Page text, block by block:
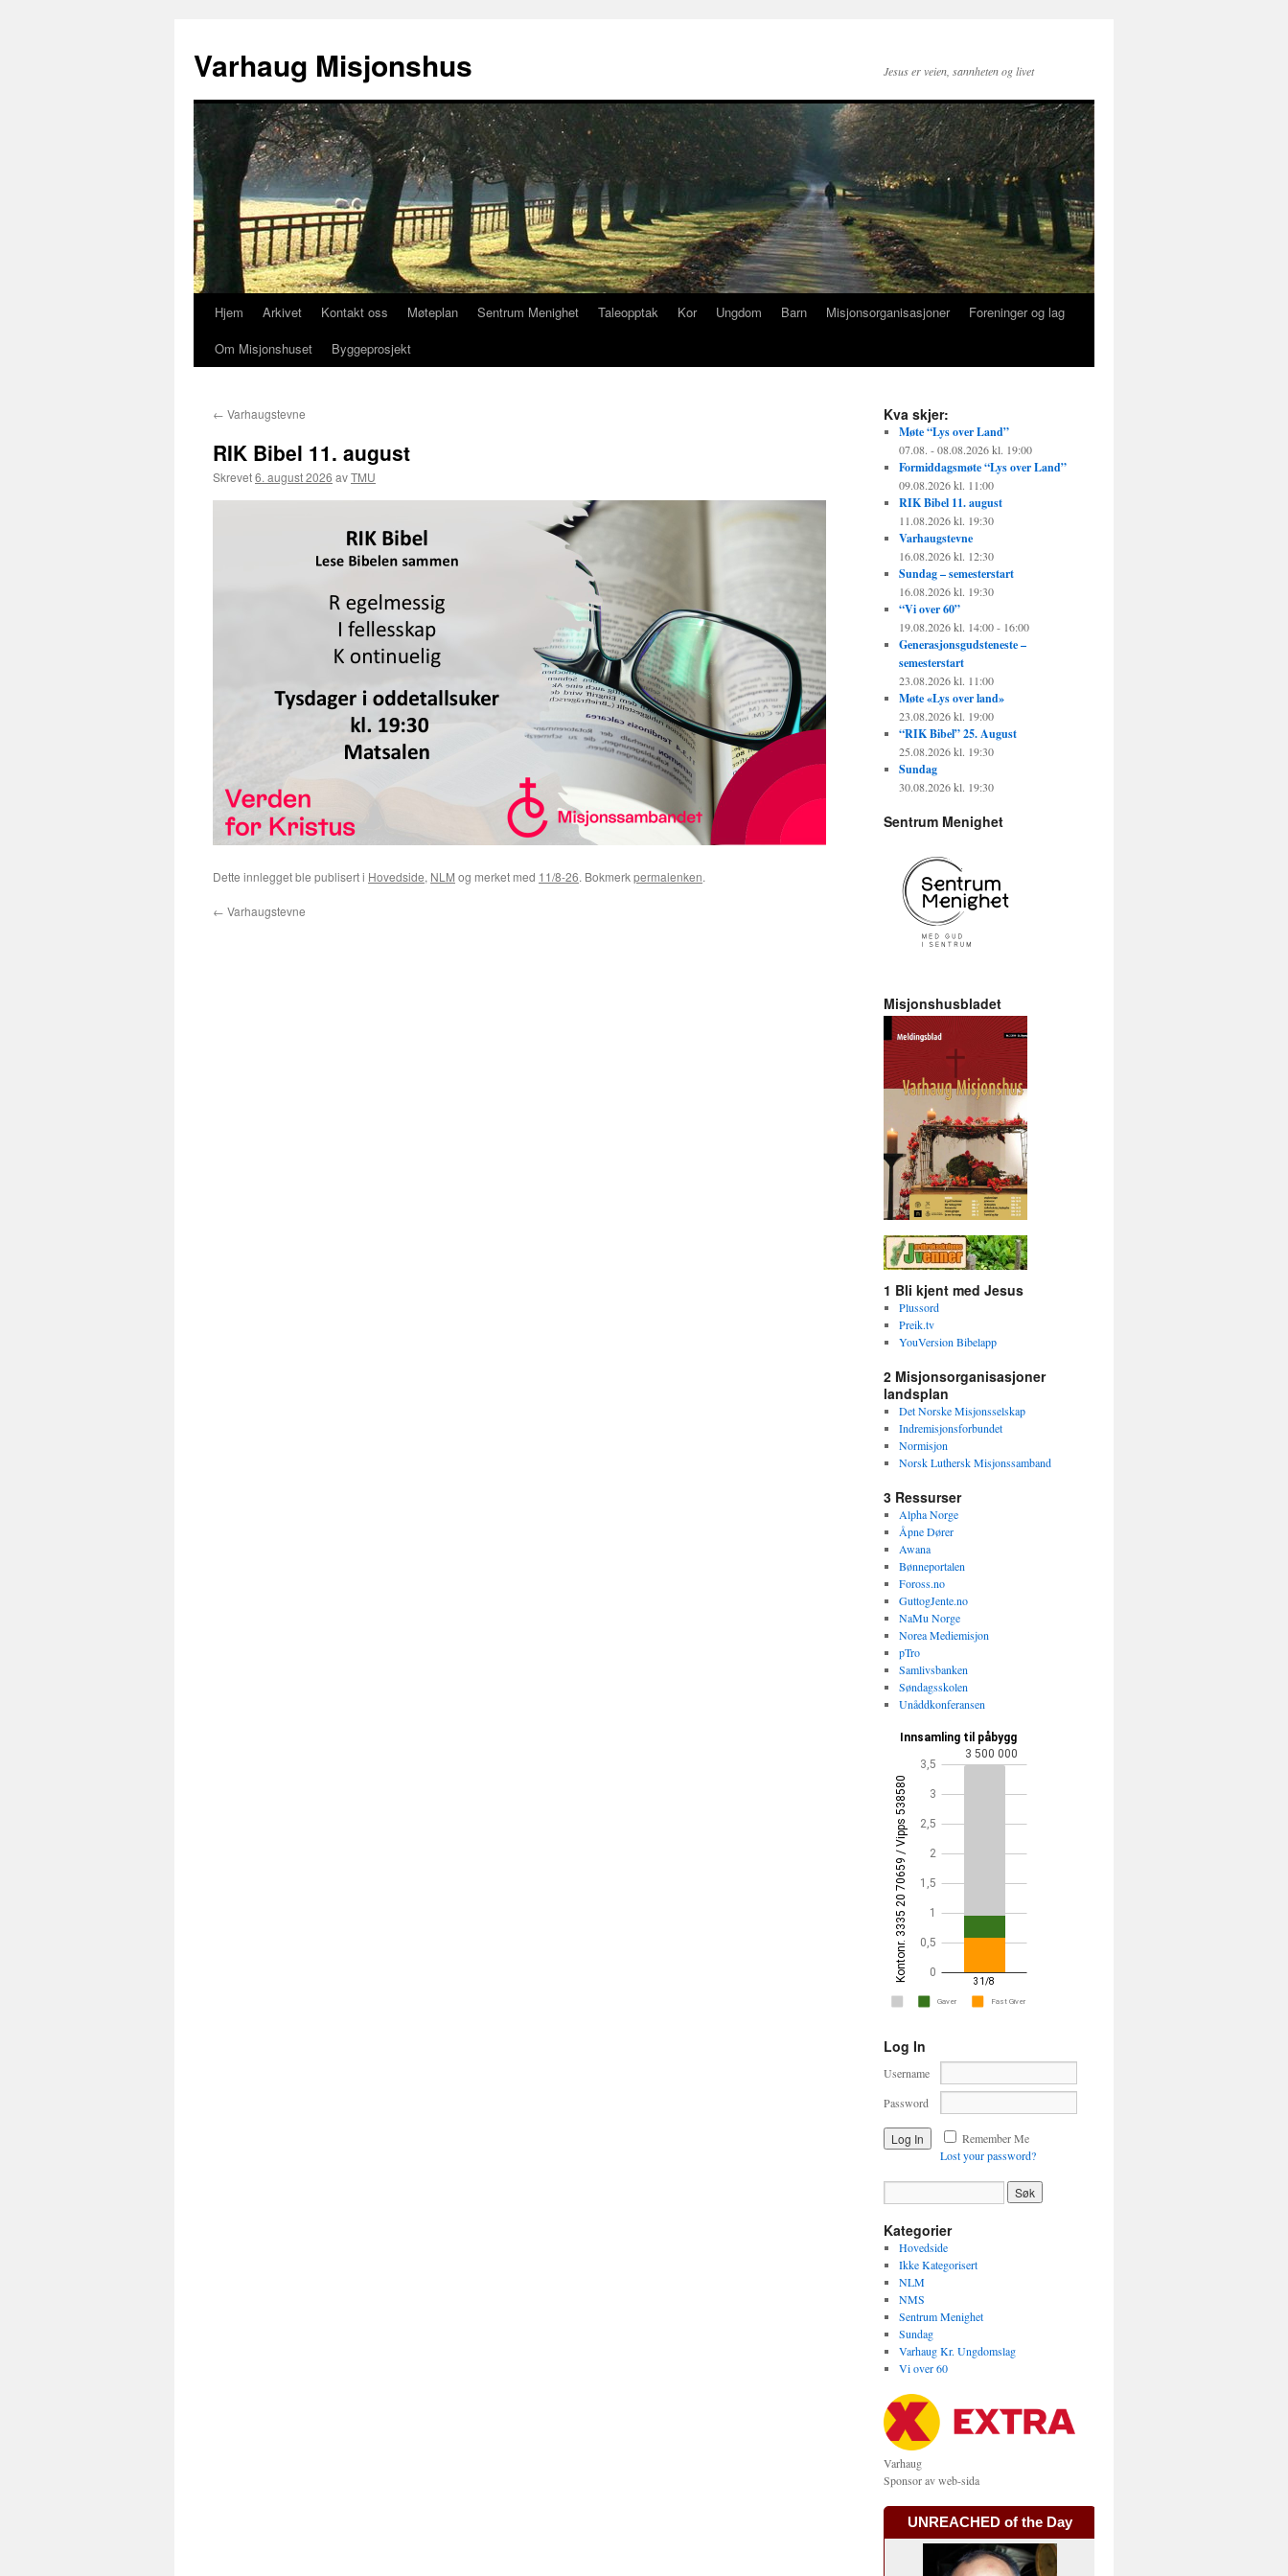
Varhaug Misjonshus Jesus er veien, sannheten og livet
Hopp
Hjem Arkivet Kontakt oss Møteplan Sentrum Menighet Taleopptak Kor Ungdom Barn Misjonsorganisasjoner
Foreninger og lag
Om Misjonshuset
Byggeprosjekt
← Varhaugstevne
RIK Bibel 11. august
Skrevet6. august 2026 avTMU
Dette innlegget ble publisert i Hovedside, NLM og merket med 11/8-26. Bokmerkpermalenken.
← Varhaugstevne
Kva skjer:
Møte “Lys over Land”
07.08. - 08.08.2026 kl. 19:00
Formiddagsmøte “Lys over Land”
09.08.2026 kl. 11:00
RIK Bibel 11. august
11.08.2026 kl. 19:30
Varhaugstevne
16.08.2026 kl. 12:30
Sundag – semesterstart
16.08.2026 kl. 19:30
“Vi over 60”
19.08.2026 kl. 14:00 - 16:00
Generasjonsgudsteneste –
semesterstart
23.08.2026 kl. 11:00
Møte «Lys over land»
23.08.2026 kl. 19:00
“RIK Bibel” 25. August
25.08.2026 kl. 19:30
Sundag
30.08.2026 kl. 19:30
Sentrum Menighet
Misjonshusbladet
1 Bli kjent med Jesus
Plussord
Preik.tv
YouVersion Bibelapp
2 Misjonsorganisasjoner
landsplan
Det Norske Misjonsselskap
Indremisjonsforbundet
Normisjon
Norsk Luthersk Misjonssamband
3 Ressurser
Alpha Norge
Åpne Dører
Awana
Bønneportalen
Foross.no
GuttogJente.no
NaMu Norge
Norea Mediemisjon
pTro
Samlivsbanken
Søndagsskolen
Unåddkonferansen
Log In
Username
Password
Remember Me
Lost your password?
Kategorier
Hovedside
Ikke Kategorisert
NLM
NMS
Sentrum Menighet
Sundag
Varhaug Kr. Ungdomslag
Vi over 60
Varhaug
Sponsor av web-sida
UNREACHED of the Day